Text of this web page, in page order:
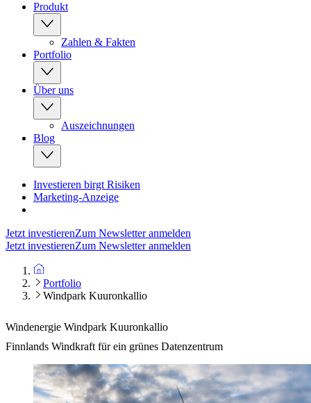
Produkt
Zahlen & Fakten
Portfolio
Über uns
Auszeichnungen
Blog
Investieren birgt Risiken
Marketing-Anzeige
Jetzt investierenZum Newsletter anmelden
Jetzt investierenZum Newsletter anmelden
Portfolio
Windpark Kuuronkallio
Windenergie Windpark Kuuronkallio
Finnlands Windkraft für ein grünes Datenzentrum